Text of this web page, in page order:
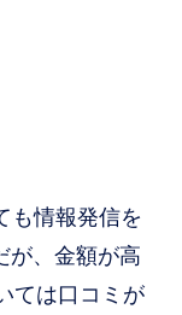
も情報発信を
が、金額が高
ては口コミが